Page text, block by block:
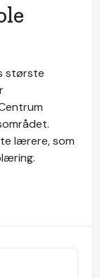
største
lærere, som